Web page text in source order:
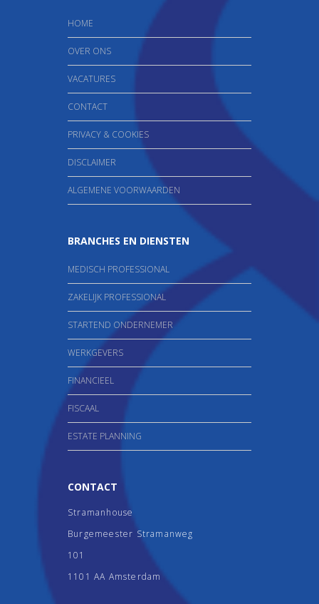
HOME
OVER ONS
VACATURES
CONTACT
PRIVACY & COOKIES
DISCLAIMER
ALGEMENE VOORWAARDEN
BRANCHES EN DIENSTEN
MEDISCH PROFESSIONAL
ZAKELIJK PROFESSIONAL
STARTEND ONDERNEMER
WERKGEVERS
FINANCIEEL
FISCAAL
ESTATE PLANNING
CONTACT
Stramanhouse
Burgemeester Stramanweg
101
1101 AA Amsterdam